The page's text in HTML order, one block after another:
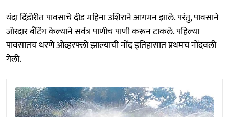
यंदा दिंडोरीत पावसाचे दीड महिना उशिराने आगमन झाले. परंतु, पावसाने
जोरदार बँटिंग केल्याने सर्वत्र पाणीच पाणी करून टाकले. पहिल्या
पावसातच धरणे ओव्हरफ्लो झाल्याची नोंद इतिहासात प्रथमच नोंदवली
गेली.